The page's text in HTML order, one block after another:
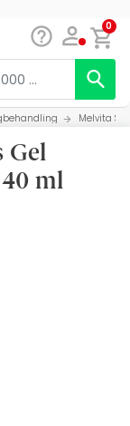
0
Melvita
Gel
ml